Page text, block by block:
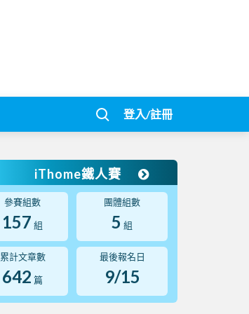
登入/註冊
iThome鐵人賽
參賽組數
157 組
團體組數
5 組
累計文章數
642 篇
最後報名日
9/15